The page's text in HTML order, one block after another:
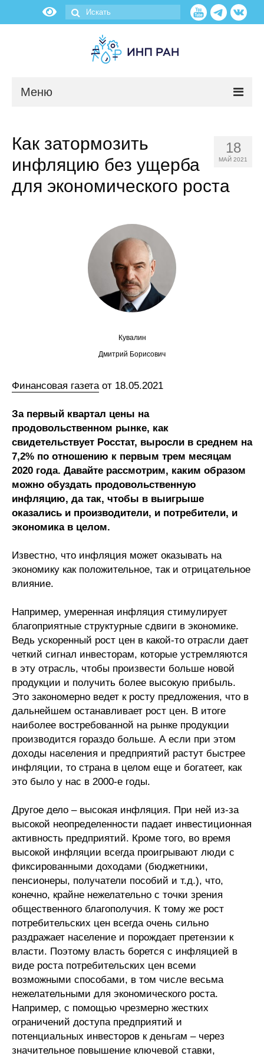
Меню
Об институте
Администрация
Сотрудники
Отчетность
Материалы для СМИ
Публикации
Научная жизнь
Проблемы прогнозирования
О журнале
Номера журналов
Информация для авторов
Стандарты оформления
Научные труды
О журнале
Выпуски
Редакционная этика
Информация для авторов
Стандарты оформления
Семинары
Энергетический семинар
Российско-французский семинар
ЦДУ
Отрасли и регионы
Inforum
Ученый совет
Материалы
18
МАЙ 2021
Как затормозить
инфляцию без ущерба
для экономического роста
Кувалин
Дмитрий Борисович
Финансовая газетаот 18.05.2021
За первый квартал цены на
продовольственном рынке, как
свидетельствует Росстат, выросли в среднем на
7,2% по отношению к первым трем месяцам
2020 года. Давайте рассмотрим, каким образом
можно обуздать продовольственную
инфляцию, да так, чтобы в выигрыше
оказались и производители, и потребители, и
экономика в целом.
Известно, что инфляция может оказывать на
экономику как положительное, так и отрицательное
влияние.
Например, умеренная инфляция стимулирует
благоприятные структурные сдвиги в экономике.
Ведь ускоренный рост цен в какой-то отрасли дает
четкий сигнал инвесторам, которые устремляются
в эту отрасль, чтобы произвести больше новой
продукции и получить более высокую прибыль.
Это закономерно ведет к росту предложения, что в
дальнейшем останавливает рост цен. В итоге
наиболее востребованной на рынке продукции
производится гораздо больше. А если при этом
доходы населения и предприятий растут быстрее
инфляции, то страна в целом еще и богатеет, как
это было у нас в 2000-е годы.
Другое дело – высокая инфляция. При ней из-за
высокой неопределенности падает инвестиционная
активность предприятий. Кроме того, во время
высокой инфляции всегда проигрывают люди с
фиксированными доходами (бюджетники,
пенсионеры, получатели пособий и т.д.), что,
конечно, крайне нежелательно с точки зрения
общественного благополучия. К тому же рост
потребительских цен всегда очень сильно
раздражает население и порождает претензии к
власти. Поэтому власть борется с инфляцией в
виде роста потребительских цен всеми
возможными способами, в том числе весьма
нежелательными для экономического роста.
Например, с помощью чрезмерно жестких
ограничений доступа предприятий и
потенциальных инвесторов к деньгам – через
значительное повышение ключевой ставки,